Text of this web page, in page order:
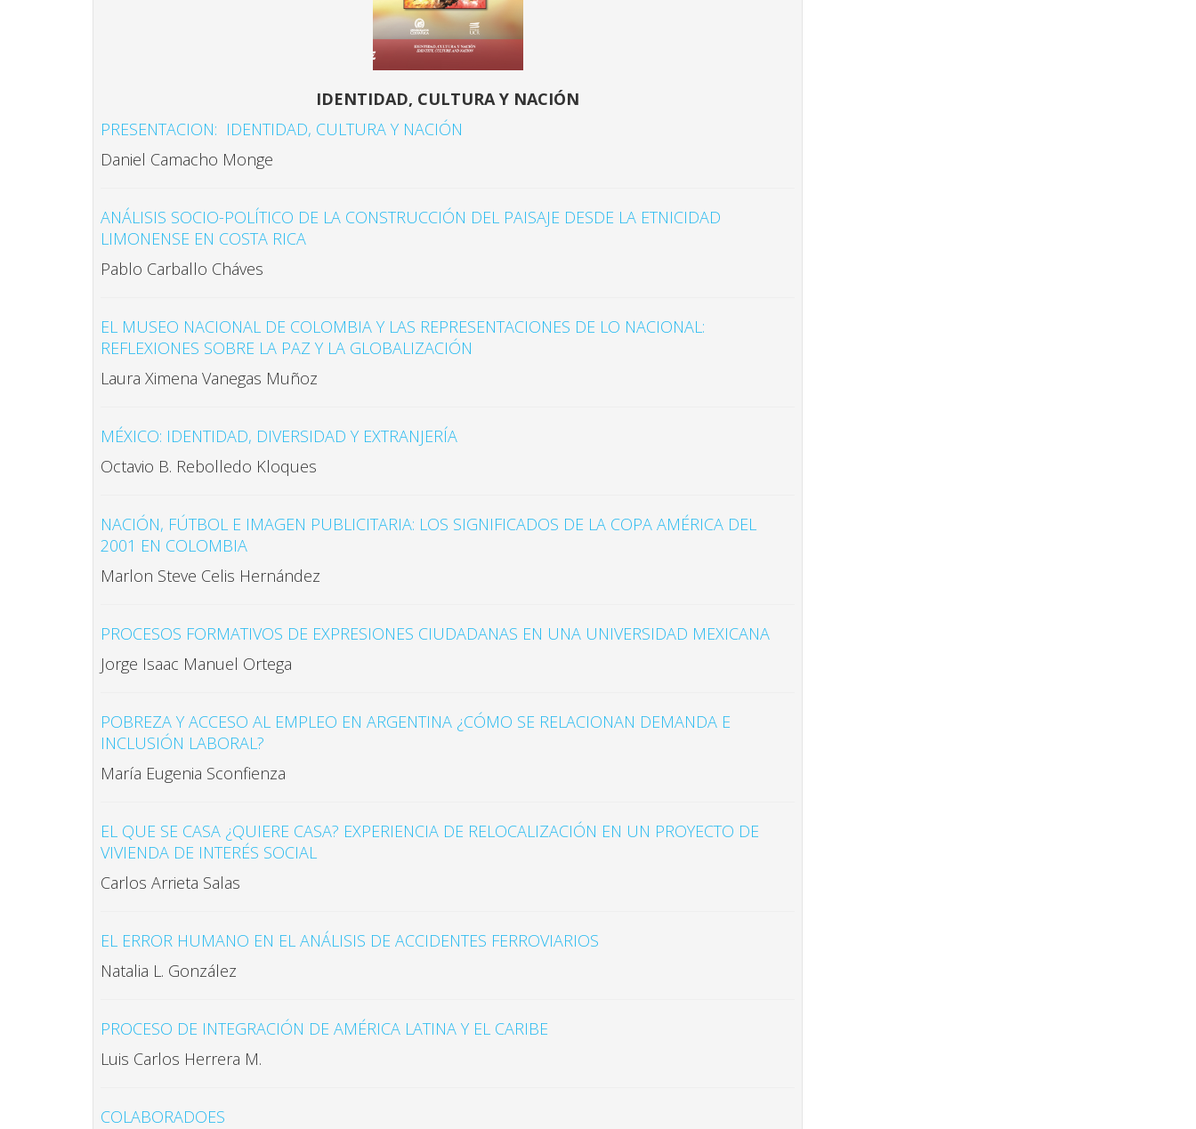
IDENTIDAD, CULTURA Y NACIÓN
PRESENTACION: IDENTIDAD, CULTURA Y NACIÓN
Daniel Camacho Monge
ANÁLISIS SOCIO-POLÍTICO DE LA CONSTRUCCIÓN DEL PAISAJE DESDE LA ETNICIDAD
LIMONENSE EN COSTA RICA
Pablo Carballo Cháves
EL MUSEO NACIONAL DE COLOMBIA Y LAS REPRESENTACIONES DE LO NACIONAL:
REFLEXIONES SOBRE LA PAZ Y LA GLOBALIZACIÓN
Laura Ximena Vanegas Muñoz
MÉXICO: IDENTIDAD, DIVERSIDAD Y EXTRANJERÍA
Octavio B. Rebolledo Kloques
NACIÓN, FÚTBOL E IMAGEN PUBLICITARIA: LOS SIGNIFICADOS DE LA COPA AMÉRICA DEL
2001 EN COLOMBIA
Marlon Steve Celis Hernández
PROCESOS FORMATIVOS DE EXPRESIONES CIUDADANAS EN UNA UNIVERSIDAD MEXICANA
Jorge Isaac Manuel Ortega
POBREZA Y ACCESO AL EMPLEO EN ARGENTINA ¿CÓMO SE RELACIONAN DEMANDA E
INCLUSIÓN LABORAL?
María Eugenia Sconfienza
EL QUE SE CASA ¿QUIERE CASA? EXPERIENCIA DE RELOCALIZACIÓN EN UN PROYECTO DE
VIVIENDA DE INTERÉS SOCIAL
Carlos Arrieta Salas
EL ERROR HUMANO EN EL ANÁLISIS DE ACCIDENTES FERROVIARIOS
Natalia L. González
PROCESO DE INTEGRACIÓN DE AMÉRICA LATINA Y EL CARIBE
Luis Carlos Herrera M.
COLABORADOES